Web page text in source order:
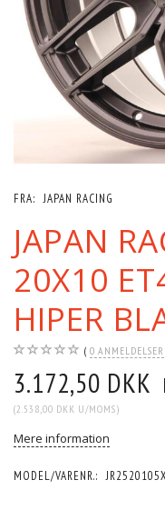
FRA: JAPAN RACING
JAPAN
20X10
HIPER
0 ANMELDELSER
3.172,50 DKK
(2.538,00 DKK U/MOMS)
Mere information
MODEL/VARENR.: